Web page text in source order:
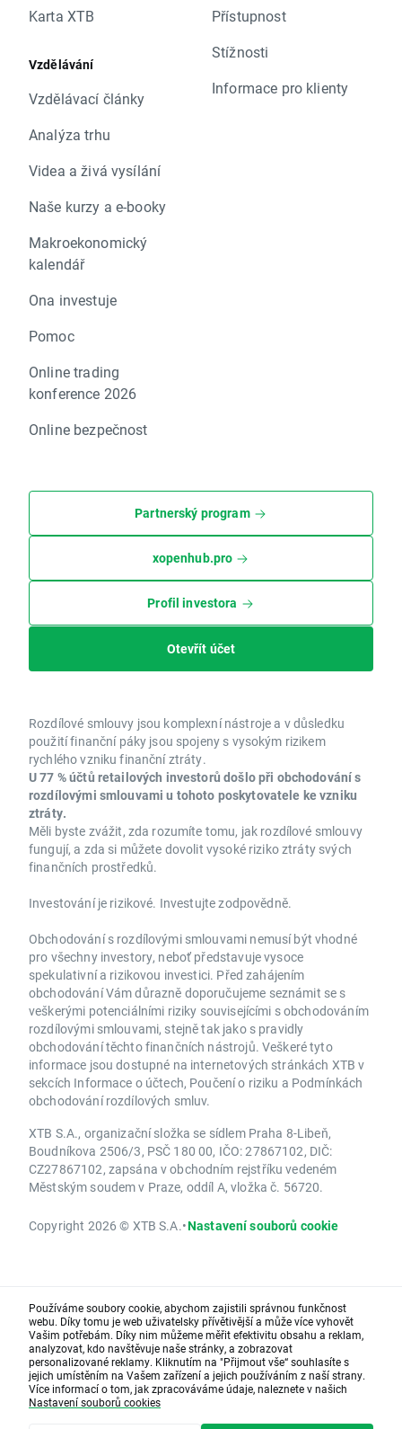
Karta XTB
Vzdělávání
Vzdělávací články
Analýza trhu
Videa a živá vysílání
Naše kurzy a e-booky
Makroekonomický
kalendář
Ona investuje
Pomoc
Online trading
konference 2026
Online bezpečnost
Přístupnost
Stížnosti
Informace pro klienty
Partnerský program
xopenhub.pro
Profil investora
Otevřít účet
Rozdílové smlouvy jsou komplexní nástroje a v důsledku
použití finanční páky jsou spojeny s vysokým rizikem
rychlého vzniku finanční ztráty.
U 77 % účtů retailových investorů došlo při obchodování s
rozdílovými smlouvami u tohoto poskytovatele ke vzniku
ztráty.
Měli byste zvážit, zda rozumíte tomu, jak rozdílové smlouvy
fungují, a zda si můžete dovolit vysoké riziko ztráty svých
finančních prostředků.
Investování je rizikové. Investujte zodpovědně.
Obchodování s rozdílovými smlouvami nemusí být vhodné
pro všechny investory, neboť představuje vysoce
spekulativní a rizikovou investici. Před zahájením
obchodování Vám důrazně doporučujeme seznámit se s
veškerými potenciálními riziky souvisejícími s obchodováním
rozdílovými smlouvami, stejně tak jako s pravidly
obchodování těchto finančních nástrojů. Veškeré tyto
informace jsou dostupné na internetových stránkách XTB v
sekcích Informace o účtech, Poučení o riziku a Podmínkách
obchodování rozdílových smluv.
XTB S.A., organizační složka se sídlem Praha 8-Libeň,
Boudníkova 2506/3, PSČ 180 00, IČO: 27867102, DIČ:
CZ27867102, zapsána v obchodním rejstříku vedeném
Městským soudem v Praze, oddíl A, vložka č. 56720.
Copyright 2026 © XTB S.A.•Nastavení souborů cookie
Používáme soubory cookie, abychom zajistili správnou funkčnost
webu. Díky tomu je web uživatelsky přívětivější a může více vyhovět
Vašim potřebám. Díky nim můžeme měřit efektivitu obsahu a reklam,
analyzovat, kdo navštěvuje naše stránky, a zobrazovat
personalizované reklamy. Kliknutím na "Přijmout vše“ souhlasíte s
jejich umístěním na Vašem zařízení a jejich používáním z naší strany.
Více informací o tom, jak zpracováváme údaje, naleznete v našich
Nastavení souborů cookies